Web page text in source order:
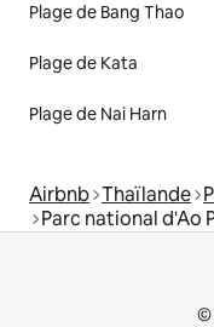
Plage de Bang Thao
Plage de Kata
Plage de Nai Harn
Airbnb Thaïlande
Parc national d'Ao
©